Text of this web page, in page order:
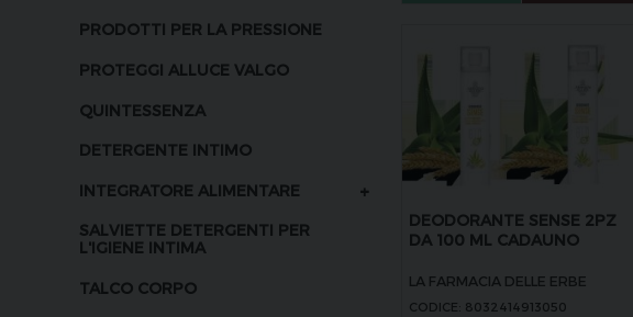
PRODOTTI PER LA PRESSIONE
PROTEGGI ALLUCE VALGO
QUINTESSENZA
DETERGENTE INTIMO
INTEGRATORE ALIMENTARE +
SALVIETTE DETERGENTI PER
L'IGIENE INTIMA
TALCO CORPO
DEODORANTE SENSE 2PZ
DA 100 ML CADAUNO
LA FARMACIA DELLE ERBE
CODICE: 8032414913050